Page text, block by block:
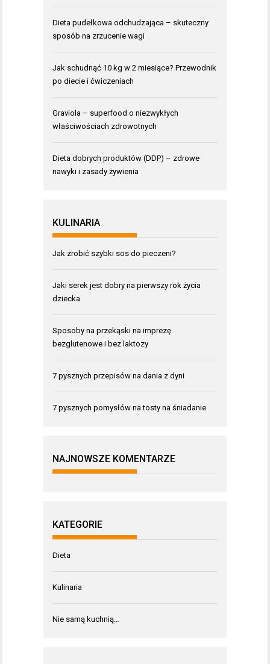
Dieta pudełkowa odchudzająca – skuteczny
sposób na zrzucenie wagi
Jak schudnąć 10 kg w 2 miesiące? Przewodnik
po diecie i ćwiczeniach
Graviola – superfood o niezwykłych
właściwościach zdrowotnych
Dieta dobrych produktów (DDP) – zdrowe
nawyki i zasady żywienia
KULINARIA
Jak zrobić szybki sos do pieczeni?
Jaki serek jest dobry na pierwszy rok życia
dziecka
Sposoby na przekąski na imprezę
bezglutenowe i bez laktozy
7 pysznych przepisów na dania z dyni
7 pysznych pomysłów na tosty na śniadanie
NAJNOWSZE KOMENTARZE
KATEGORIE
Dieta
Kulinaria
Nie samą kuchnią…